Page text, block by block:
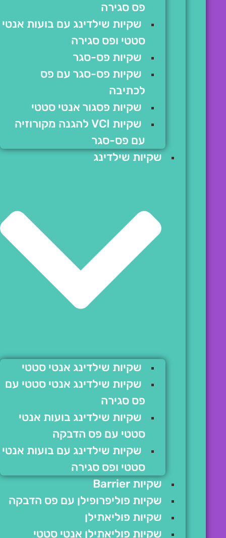
פס סגירה
שקיות שילדינג עם בועות אנטי
סטטי ופס סגירה
שקיות פס-סגר
שקיות פס-סגר עם פס
לכתיבה
שקיות פסגור אנטי סטטי
שקיות VCI להגנה מקורוזיה
עם פס-סגר
שקיות שילדינג
שקיות שילדינג אנטי סטטי
שקיות שילדינג אנטי סטטי עם
פס סגירה
שקיות שילדינג בועות אנטי
סטטי עם פס הדבקה
שקיות שילדינג עם בועות אנטי
סטטי ופס סגירה
שקיות Barrier
שקיות פוליפרופילן עם פס הדבקה
שקיות פוליאתילן
שקיות פוליאתילן אנטי סטטי